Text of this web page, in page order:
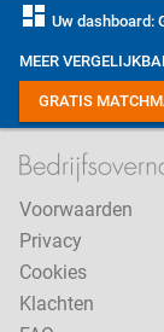
dashboard Uw dashboard:
MEER
GRATIS
Voorwaarden
Privacy
Cookies
Klachten